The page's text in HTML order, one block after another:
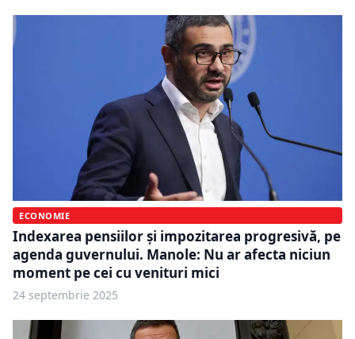
ECONOMIE
Indexarea pensiilor și impozitarea progresivă, pe
agenda guvernului. Manole: Nu ar afecta niciun
moment pe cei cu venituri mici
24 septembrie 2025